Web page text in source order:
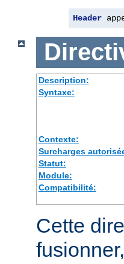
Header
Description:
Syntaxe:
Contexte:
Surcharges
Statut:
Module:
Compatibilité:
Cette